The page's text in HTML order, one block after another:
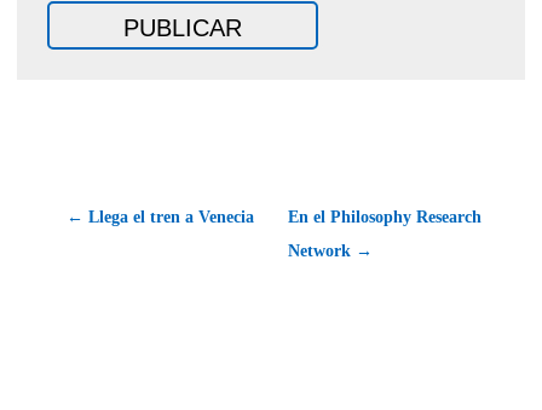
← Llega el tren a Venecia
En el Philosophy Research
Network →